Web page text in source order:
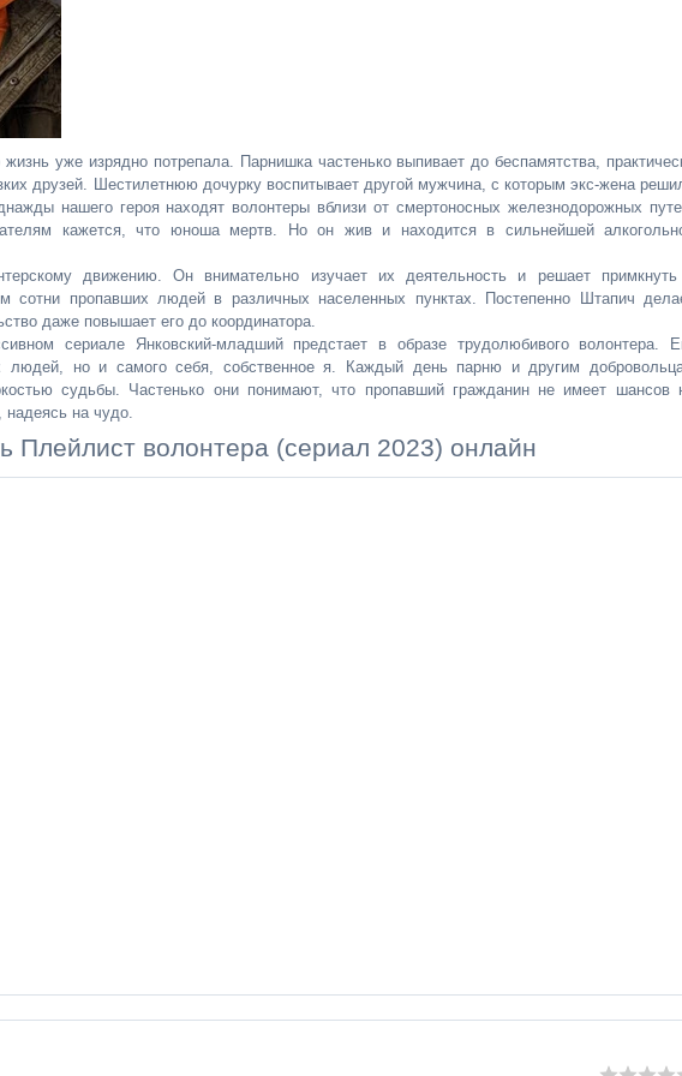
уже изрядно потрепала. Парнишка частенько выпивает до беспамятства,
друзей. Шестилетнюю дочурку воспитывает другой мужчина, с которым экс-жена
нашего героя находят волонтеры вблизи от смертоносных железнодорожных
кажется, что юноша мертв. Но он жив и находится в сильнейшей
движению. Он внимательно изучает их деятельность и решает
сотни пропавших людей в различных населенных пунктах. Постепенно Штапич
даже повышает его до координатора.
сериале Янковский-младший предстает в образе трудолюбивого волонтера.
людей, но и самого себя, собственное я. Каждый день парню и другим
судьбы. Частенько они понимают, что пропавший гражданин не имеет шансов
на чудо.
Плейлист волонтера (сериал 2023) онлайн